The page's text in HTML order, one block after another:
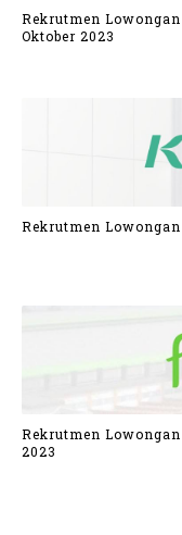
Rekrutmen
Oktober 2023
Rekrutmen
Rekrutmen
2023